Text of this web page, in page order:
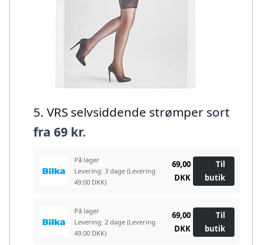
5. VRS selvsiddende strømper sort
fra 69 kr.
På lager
Levering: 3 dage (Levering
49.00 DKK)
69,00
DKK
Til
butik
På lager
Levering: 2 dage (Levering
49.00 DKK)
69,00
DKK
Til
butik